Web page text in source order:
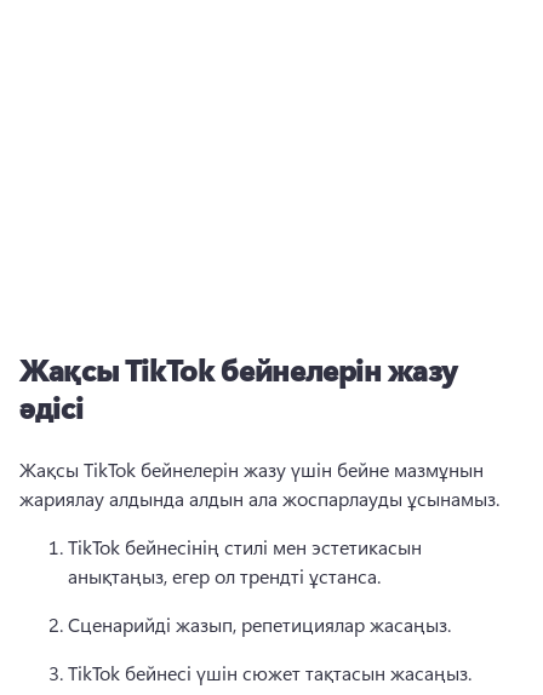
Жақсы TikTok бейнелерін жазу
әдісі
Жақсы TikTok бейнелерін жазу үшін бейне мазмұнын
жариялау алдында алдын ала жоспарлауды ұсынамыз.
TikTok бейнесінің стилі мен эстетикасын
анықтаңыз, егер ол трендті ұстанса.
Сценарийді жазып, репетициялар жасаңыз.
TikTok бейнесі үшін сюжет тақтасын жасаңыз.